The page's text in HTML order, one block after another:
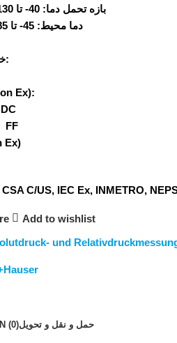
بازه تحمل دما:
دما محیط: 45- تا 85 درجه سانتی گراد
خروجی و منبع تغذیه:
Ex):
FF
Ex)
C/US, IEC Ex, INMETRO,
Add to wishlist
und
(0)حمل و نقل و تحویل